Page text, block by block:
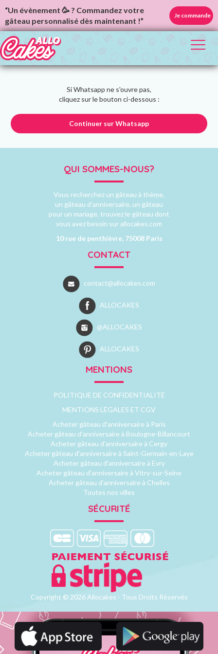
“Un évènement 🥳 ? Commandez votre
gâteau personnalisé dès maintenant !”
Je commande
Si Whatsapp ne s'ouvre pas,
cliquez sur le bouton ci-dessous :
Continuer sur Whatsapp
QUI SOMMES-NOUS?
Vous recherchez un gâteau à thème,
un gâteau d’anniversaire, un gâteau
pour un mariage, trouvez le gâteau dont
vous avez besoin sur allocakes.com
10 rue de penthièvre, 75008 Paris
CONTACT
contact@allocakes.com
ALLOCAKES
@ALLOCAKES
ALLOCAKES
MENTIONS
POLITIQUE DE CONFIDENTIALITÉ
MENTIONS LÉGALES ET CGV
Acheter gâteau d'anniversaire à Paris
Acheter gâteau d'anniversaire à Boulogne-Billancourt
Acheter gâteau d'anniversaire à Cergy
Acheter gâteau d'anniversaire à Saint-Germain-en-Laye
Acheter gâteau d'anniversaire à Evry
Acheter gâteau d'anniversaire à Vitry-sur-Seine
Acheter gâteau d'anniversaire à Chelles
Toutes nos villes
SÉCURITÉ
Copyright © 2026 Allocakes - Tous Droits Réservés